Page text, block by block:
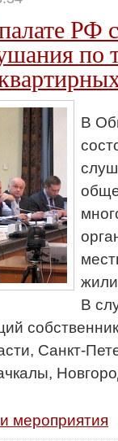
РФ
по
В
В
Санкт-
мероприятия